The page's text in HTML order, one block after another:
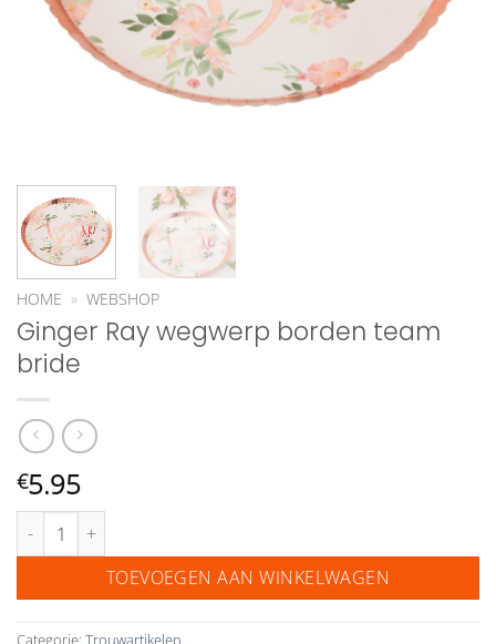
HOME » WEBSHOP
Ginger Ray wegwerp borden team
bride
€5.95
Ginger Ray wegwerp borden team bride aantal
TOEVOEGEN AAN WINKELWAGEN
Categorie: Trouwartikelen